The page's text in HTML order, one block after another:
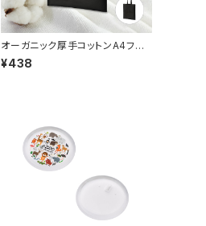
オーガニック厚手コットンA4フラッ
トバッグ MG
¥438